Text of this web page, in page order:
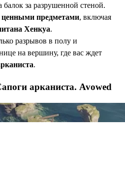
балок за разрушенной стеной.
ценными предметами, включая
Хенкуа.
разрывов в полу и
на вершину, где вас ждет
.
арканиста. Avowed